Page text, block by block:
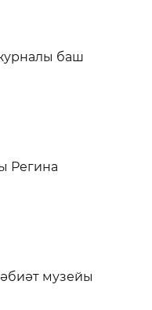
баш
Регина
музейы